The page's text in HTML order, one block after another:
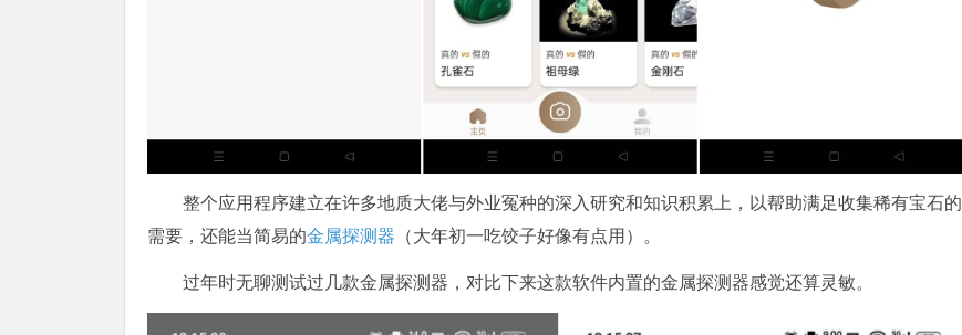
整个应用程序建立在许多地质大佬与外业冤种的深入研究和知识积累上，以帮助满足收集稀有宝石的
需要，还能当简易的金属探测器 （大年初一吃饺子好像有点用）。
过年时无聊测试过几款金属探测器，对比下来这款软件内置的金属探测器感觉还算灵敏。